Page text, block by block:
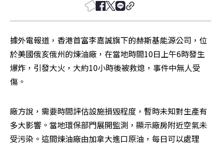
據外電報道，香港首富李嘉誠旗下的赫斯基能源公司，位
於美國俄亥俄州的煉油廠，在當地時間10日上午6時發生
爆炸，引發大火，大約10小時後被救熄，事件中無人受
傷。
廠方說，需要時間評估設施損毀程度，暫時未知對生產有
多大影響。當地環保部門展開監測，顯示廠房附近空氣未
受污染。這間煉油廠由加拿大進口原油，每日可以處理